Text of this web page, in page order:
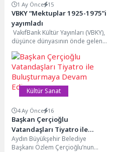
1 Ay Önce 15
VBKY “Mektuplar 1925-1975”i
yayımladı
VakıfBank Kültür Yayınları (VBKY),
düşünce dünyasının önde gelen
iki ismi Martin Heidegger ve
Hannah Arendt’ın...
Kültür Sanat
4 Ay Önce 16
Başkan Çerçioğlu
Vatandaşları Tiyatro ile
Buluşturmaya Devam Ediyor
Aydın Büyükşehir Belediye
Başkanı Özlem Çerçioğlu’nun